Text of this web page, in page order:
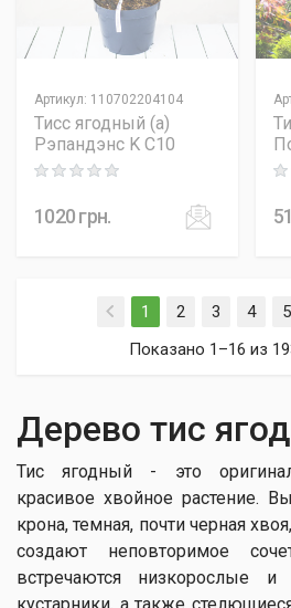
Артикул: 110702204104
Тисс ягодный (а)
Рэпандэнс K C10
Rating: 0 out of 5
1020грн.
1 (current)
2 3 4 5
Показано 1–16 из
Дерево тис
Тис ягодный - это
красивое хвойное растение.
крона, темная, почти черная
создают неповторимое
встречаются низкорослые